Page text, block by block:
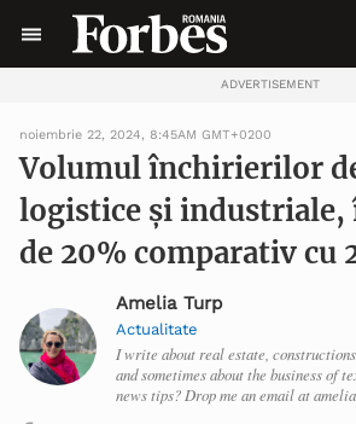
ADVERTISEMENT
noiembrie 22, 2024, 8:45AM GMT+0200
Volumul închirierilor
logistice și industriale,
de 20% comparativ cu
Amelia Turp
Actualitate
I write about real estate,
and sometimes about the business of
news tips? Drop me an email at